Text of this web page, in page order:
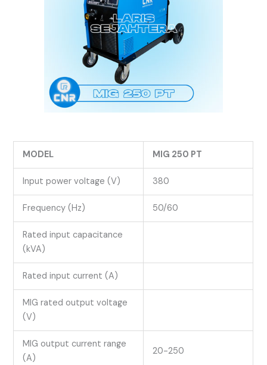
MODEL MIG 250 PT
Input power voltage (V) 380
Frequency (Hz) 50/60
Rated input capacitance
(kVA)
Rated input current (A)
MIG rated output voltage
(V)
MIG output current range
(A)
20-250